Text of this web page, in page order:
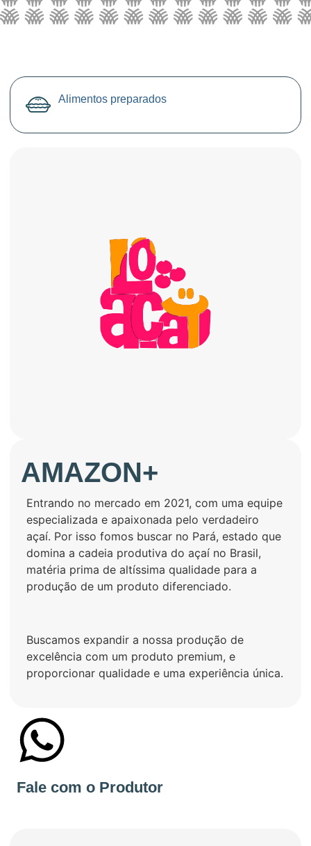
Alimentos preparados
AMAZON+
Entrando no mercado em 2021, com uma equipe
especializada e apaixonada pelo verdadeiro
açaí. Por isso fomos buscar no Pará, estado que
domina a cadeia produtiva do açaí no Brasil,
matéria prima de altíssima qualidade para a
produção de um produto diferenciado.
Buscamos expandir a nossa produção de
excelência com um produto premium, e
proporcionar qualidade e uma experiência única.
Fale com o Produtor